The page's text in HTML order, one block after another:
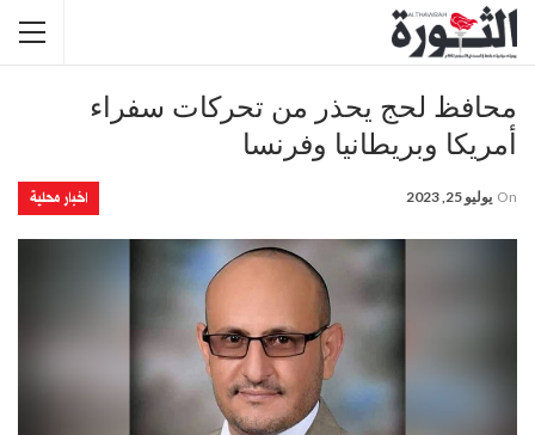
محافظ لحج يحذر من تحركات سفراء
أمريكا وبريطانيا وفرنسا
اخبار محلية On يوليو 25, 2023